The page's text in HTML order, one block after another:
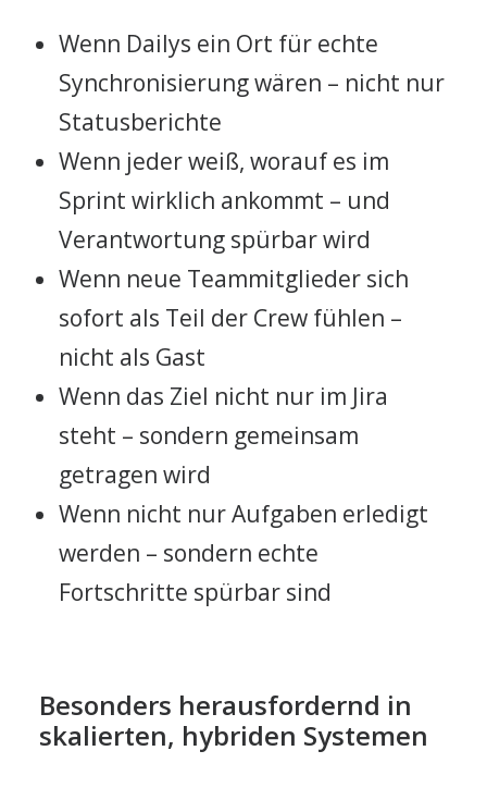
Wenn Dailys ein Ort für echte
Synchronisierung wären – nicht nur
Statusberichte
Wenn jeder weiß, worauf es im
Sprint wirklich ankommt – und
Verantwortung spürbar wird
Wenn neue Teammitglieder sich
sofort als Teil der Crew fühlen –
nicht als Gast
Wenn das Ziel nicht nur im Jira
steht – sondern gemeinsam
getragen wird
Wenn nicht nur Aufgaben erledigt
werden – sondern echte
Fortschritte spürbar sind
Besonders herausfordernd in
skalierten, hybriden Systemen